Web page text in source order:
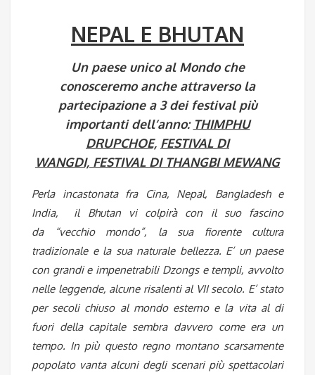
NEPAL E BHUTAN
Un paese unico al Mondo che
conosceremo anche attraverso la
partecipazione a 3 dei festival più
importanti dell’anno: THIMPHU
DRUPCHOE, FESTIVAL DI
WANGDI, FESTIVAL DI THANGBI MEWANG
Perla incastonata fra Cina, Nepal, Bangladesh e
India, il Bhutan vi colpirà con il suo fascino
da “vecchio mondo”, la sua fiorente cultura
tradizionale e la sua naturale bellezza. E’ un paese
con grandi e impenetrabili Dzongs e templi, avvolto
nelle leggende, alcune risalenti al VII secolo. E’ stato
per secoli chiuso al mondo esterno e la vita al di
fuori della capitale sembra davvero come era un
tempo. In più questo regno montano scarsamente
popolato vanta alcuni degli scenari più spettacolari